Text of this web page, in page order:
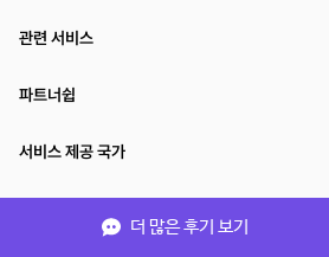
더 많은 후기 보기
관련 서비스
파트너쉽
서비스 제공 국가
(주)NSPACE 사업자정보